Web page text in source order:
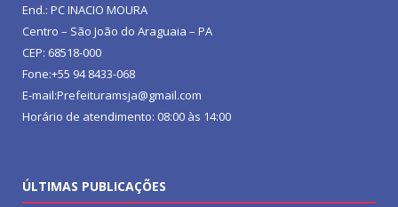
End.: PC INACIO MOURA
Centro – São João do Araguaia – PA
CEP: 68518-000
Fone:+55 94 8433-068
E-mail:Prefeituramsja@gmail.com
Horário de atendimento: 08:00 às 14:00
ÚLTIMAS PUBLICAÇÕES